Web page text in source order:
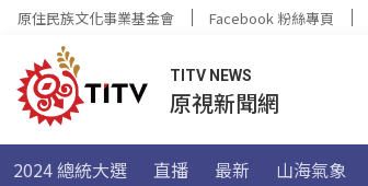
原住民族文化事業基金會 Facebook 粉絲專頁
TITV NEWS
原視新聞網
2024 總統大選 直播 最新 山海氣象